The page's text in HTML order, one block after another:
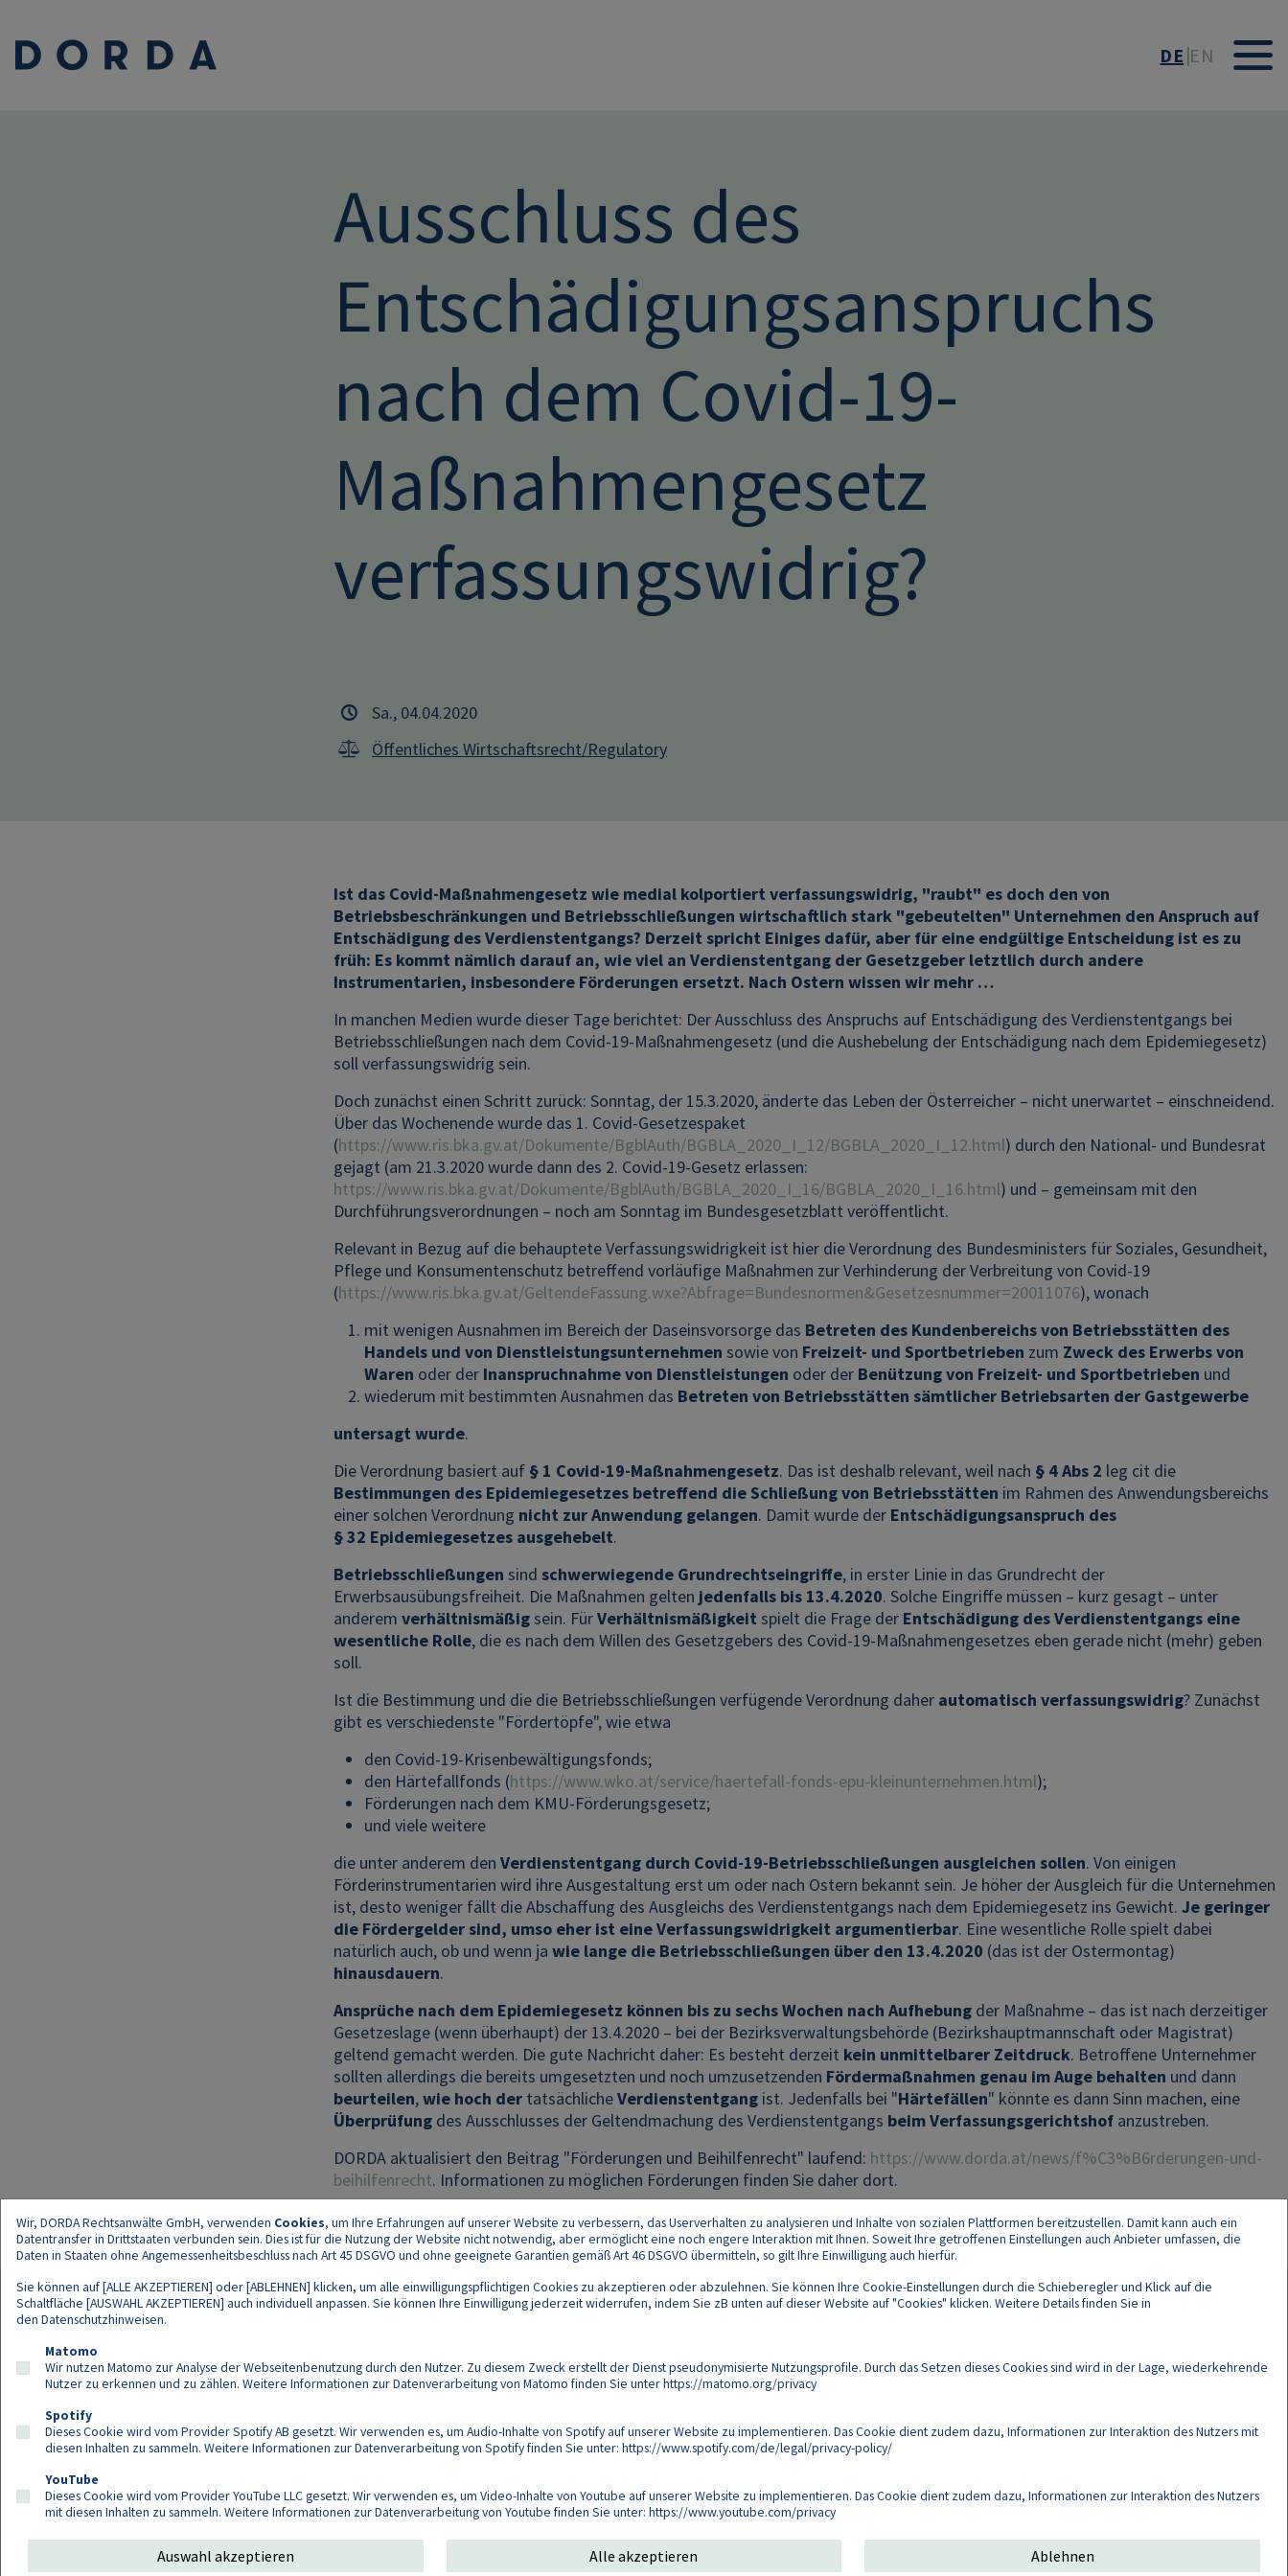
DE EN
Ausschluss des
Entschädigungsanspruchs
nach dem Covid-19-
Maßnahmengesetz
verfassungswidrig?
Sa., 04.04.2020
Öffentliches Wirtschaftsrecht/Regulatory
Ist das Covid-Maßnahmengesetz wie medial kolportiert verfassungswidrig, "raubt" es doch den von
Betriebsbeschränkungen und Betriebsschließungen wirtschaftlich stark "gebeutelten" Unternehmen den Anspruch auf
Entschädigung des Verdienstentgangs? Derzeit spricht Einiges dafür, aber für eine endgültige Entscheidung ist es zu
früh: Es kommt nämlich darauf an, wie viel an Verdienstentgang der Gesetzgeber letztlich durch andere
Instrumentarien, insbesondere Förderungen ersetzt. Nach Ostern wissen wir mehr …
In manchen Medien wurde dieser Tage berichtet: Der Ausschluss des Anspruchs auf Entschädigung des Verdienstentgangs bei
Betriebsschließungen nach dem Covid-19-Maßnahmengesetz (und die Aushebelung der Entschädigung nach dem Epidemiegesetz)
soll verfassungswidrig sein.
Doch zunächst einen Schritt zurück: Sonntag, der 15.3.2020, änderte das Leben der Österreicher – nicht unerwartet – einschneidend.
Über das Wochenende wurde das 1. Covid-Gesetzespaket
(https://www.ris.bka.gv.at/Dokumente/BgblAuth/BGBLA_2020_I_12/BGBLA_2020_I_12.html) durch den National- und Bundesrat
gejagt (am 21.3.2020 wurde dann des 2. Covid-19-Gesetz erlassen:
https://www.ris.bka.gv.at/Dokumente/BgblAuth/BGBLA_2020_I_16/BGBLA_2020_I_16.html) und – gemeinsam mit den
Durchführungsverordnungen – noch am Sonntag im Bundesgesetzblatt veröffentlicht.
Relevant in Bezug auf die behauptete Verfassungswidrigkeit ist hier die Verordnung des Bundesministers für Soziales, Gesundheit,
Pflege und Konsumentenschutz betreffend vorläufige Maßnahmen zur Verhinderung der Verbreitung von Covid-19
(https://www.ris.bka.gv.at/GeltendeFassung.wxe?Abfrage=Bundesnormen&Gesetzesnummer=20011076), wonach
mit wenigen Ausnahmen im Bereich der Daseinsvorsorge das Betreten des Kundenbereichs von Betriebsstätten des
Handels und von Dienstleistungsunternehmen sowie von Freizeit- und Sportbetrieben zum Zweck des Erwerbs von
Waren oder der Inanspruchnahme von Dienstleistungen oder der Benützung von Freizeit- und Sportbetrieben und
wiederum mit bestimmten Ausnahmen das Betreten von Betriebsstätten sämtlicher Betriebsarten der Gastgewerbe
untersagt wurde.
Die Verordnung basiert auf § 1 Covid-19-Maßnahmengesetz. Das ist deshalb relevant, weil nach § 4 Abs 2 leg cit die
Bestimmungen des Epidemiegesetzes betreffend die Schließung von Betriebsstätten im Rahmen des Anwendungsbereichs
einer solchen Verordnung nicht zur Anwendung gelangen. Damit wurde der Entschädigungsanspruch des
§ 32 Epidemiegesetzes ausgehebelt.
Betriebsschließungen sind schwerwiegende Grundrechtseingriffe, in erster Linie in das Grundrecht der
Erwerbsausübungsfreiheit. Die Maßnahmen gelten jedenfalls bis 13.4.2020. Solche Eingriffe müssen – kurz gesagt – unter
anderem verhältnismäßigsein. FürVerhältnismäßigkeit spielt die Frage der Entschädigung des Verdienstentgangs eine
wesentliche Rolle, die es nach dem Willen des Gesetzgebers des Covid-19-Maßnahmengesetzes eben gerade nicht (mehr) geben
soll.
Ist die Bestimmung und die die Betriebsschließungen verfügende Verordnung daher automatisch verfassungswidrig? Zunächst
gibt es verschiedenste "Fördertöpfe", wie etwa
den Covid-19-Krisenbewältigungsfonds;
den Härtefallfonds (https://www.wko.at/service/haertefall-fonds-epu-kleinunternehmen.html);
Förderungen nach dem KMU-Förderungsgesetz;
und viele weitere
die unter anderem den Verdienstentgang durch Covid-19-Betriebsschließungen ausgleichen sollen. Von einigen
Förderinstrumentarien wird ihre Ausgestaltung erst um oder nach Ostern bekannt sein. Je höher der Ausgleich für die Unternehmen
ist, desto weniger fällt die Abschaffung des Ausgleichs des Verdienstentgangs nach dem Epidemiegesetz ins Gewicht. Je geringer
die Fördergelder sind, umso eher ist eine Verfassungswidrigkeit argumentierbar. Eine wesentliche Rolle spielt dabei
natürlich auch, ob und wenn ja wie lange die Betriebsschließungen über den 13.4.2020 (das ist der Ostermontag)
hinausdauern.
Ansprüche nach dem Epidemiegesetz können bis zu sechs Wochen nach Aufhebung der Maßnahme – das ist nach derzeitiger
Gesetzeslage (wenn überhaupt) der 13.4.2020 – bei der Bezirksverwaltungsbehörde (Bezirkshauptmannschaft oder Magistrat)
geltend gemacht werden. Die gute Nachricht daher: Es besteht derzeit kein unmittelbarer Zeitdruck. Betroffene Unternehmer
sollten allerdings die bereits umgesetzten und noch umzusetzenden Fördermaßnahmen genau im Auge behalten und dann
beurteilen,wie hoch der tatsächlicheVerdienstentgang ist. Jedenfalls bei "Härtefällen" könnte es dann Sinn machen, eine
Überprüfung des Ausschlusses der Geltendmachung des Verdienstentgangs beim Verfassungsgerichtshof anzustreben.
DORDA aktualisiert den Beitrag "Förderungen und Beihilfenrecht" laufend: https://www.dorda.at/news/f%C3%B6rderungen-und-
beihilfenrecht. Informationen zu möglichen Förderungen finden Sie daher dort.
Footer
Wir, DORDA Rechtsanwälte GmbH, verwenden Cookies, um Ihre Erfahrungen auf unserer Website zu verbessern, das Userverhalten zu analysieren und Inhalte von sozialen Plattformen bereitzustellen. Damit kann auch ein
Datentransfer in Drittstaaten verbunden sein. Dies ist für die Nutzung der Website nicht notwendig, aber ermöglicht eine noch engere Interaktion mit Ihnen. Soweit Ihre getroffenen Einstellungen auch Anbieter umfassen, die
Daten in Staaten ohne Angemessenheitsbeschluss nach Art 45 DSGVO und ohne geeignete Garantien gemäß Art 46 DSGVO übermitteln, so gilt Ihre Einwilligung auch hierfür.
Sie können auf [ALLE AKZEPTIEREN] oder [ABLEHNEN] klicken, um alle einwilligungspflichtigen Cookies zu akzeptieren oder abzulehnen. Sie können Ihre Cookie-Einstellungen durch die Schieberegler und Klick auf die
Schaltfläche [AUSWAHL AKZEPTIEREN] auch individuell anpassen. Sie können Ihre Einwilligung jederzeit widerrufen, indem Sie zB unten auf dieser Website auf "Cookies" klicken. Weitere Details finden Sie in
den Datenschutzhinweisen.
Matomo
Wir nutzen Matomo zur Analyse der Webseitenbenutzung durch den Nutzer. Zu diesem Zweck erstellt der Dienst pseudonymisierte Nutzungsprofile. Durch das Setzen dieses Cookies sind wird in der Lage, wiederkehrende
Nutzer zu erkennen und zu zählen. Weitere Informationen zur Datenverarbeitung von Matomo finden Sie unterhttps://matomo.org/privacy
Spotify
Dieses Cookie wird vom Provider Spotify AB gesetzt. Wir verwenden es, um Audio-Inhalte von Spotify auf unserer Website zu implementieren. Das Cookie dient zudem dazu, Informationen zur Interaktion des Nutzers mit
diesen Inhalten zu sammeln. Weitere Informationen zur Datenverarbeitung von Spotify finden Sie unter: https://www.spotify.com/de/legal/privacy-policy/
YouTube
Dieses Cookie wird vom Provider YouTube LLC gesetzt. Wir verwenden es, um Video-Inhalte von Youtube auf unserer Website zu implementieren. Das Cookie dient zudem dazu, Informationen zur Interaktion des Nutzers
mit diesen Inhalten zu sammeln. Weitere Informationen zur Datenverarbeitung von Youtube finden Sie unter: https://www.youtube.com/privacy
Auswahl akzeptieren Alle akzeptieren Ablehnen
Follow us on:
Copyright 2026